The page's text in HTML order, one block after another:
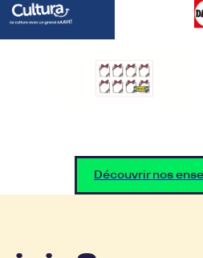
Découvrir nos